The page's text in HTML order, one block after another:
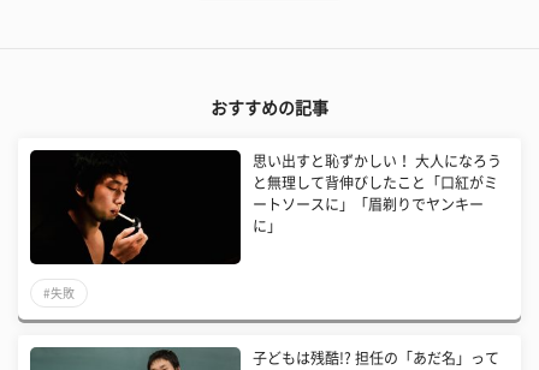
おすすめの記事
思い出すと恥ずかしい！ 大人になろう
と無理して背伸びしたこと「口紅がミ
ートソースに」「眉剃りでヤンキー
に」
#失敗
子どもは残酷!? 担任の「あだ名」って